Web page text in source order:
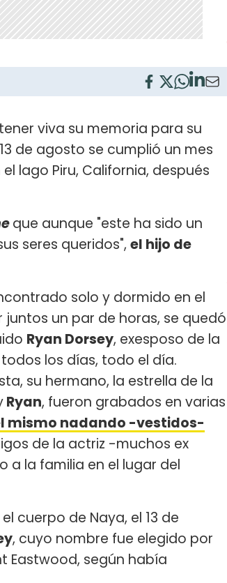
viva su memoria para su
13 de agosto se cumplió un mes
lago Piru, California, después
que aunque "este ha sido un
seres queridos", el hijo de
solo y dormido en el
un par de horas, se quedó
Ryan Dorsey, exesposo de la
los días, todo el día.
su hermano, la estrella de la
Ryan, fueron grabados en varias
mismo nadando -vestidos-
de la actriz -muchos ex
a la familia en el lugar del
cuerpo de Naya, el 13 de
, cuyo nombre fue elegido por
Eastwood, según había